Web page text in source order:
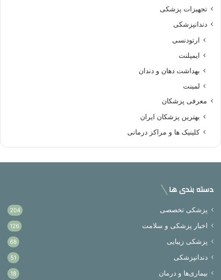
تجهیزات پزشکی
دندانپزشکی
ارتودنسی
ایمپلنت
بهداشت دهان و دندان
لمینت
معرفی پزشکان
بهترین پزشکان ایران
کلینیک ها و مراکز درمانی
دسته بندی ها
پزشکی تخصصی 204
اخبار پزشکی و سلامت 126
پزشکی زیبایی 68
دندانپزشکی 51
بیماری‌ها و درمان 18